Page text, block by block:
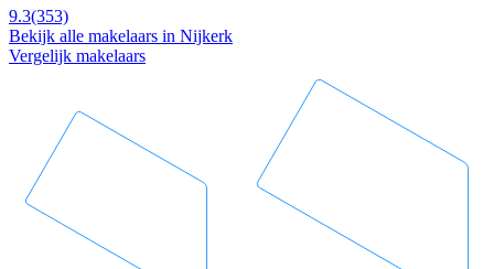
9.3(353)
Bekijk alle makelaars in Nijkerk
Vergelijk makelaars